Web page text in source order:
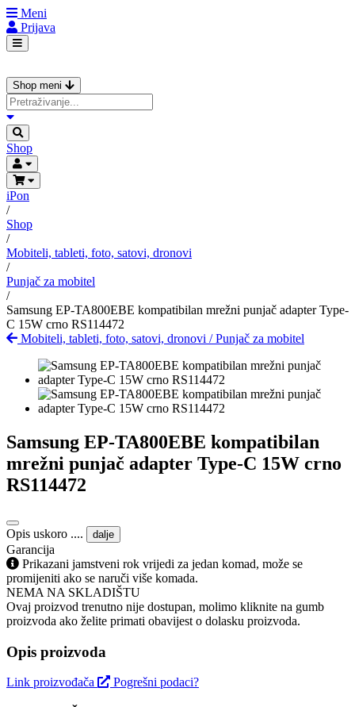
Meni
Prijava
Shop meni
Shop
iPon
/
Shop
/
Mobiteli, tableti, foto, satovi, dronovi
/
Punjač za mobitel
/
Samsung EP-TA800EBE kompatibilan mrežni punjač adapter Type-
C 15W crno RS114472
Mobiteli, tableti, foto, satovi, dronovi /Punjač za mobitel
Samsung EP-TA800EBE kompatibilan
mrežni punjač adapter Type-C 15W crno
RS114472
Opis uskoro .... dalje
Garancija
Prikazani jamstveni rok vrijedi za jedan komad, može se
promijeniti ako se naruči više komada.
NEMA NA SKLADIŠTU
Ovaj proizvod trenutno nije dostupan, molimo kliknite na gumb
proizvoda ako želite primati obavijest o dolasku proizvoda.
Opis proizvoda
Link proizvođača Pogrešni podaci?